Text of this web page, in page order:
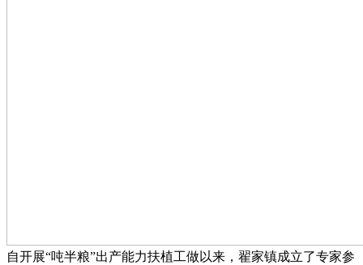
自开展“吨半粮”出产能力扶植工做以来，翟家镇成立了专家参